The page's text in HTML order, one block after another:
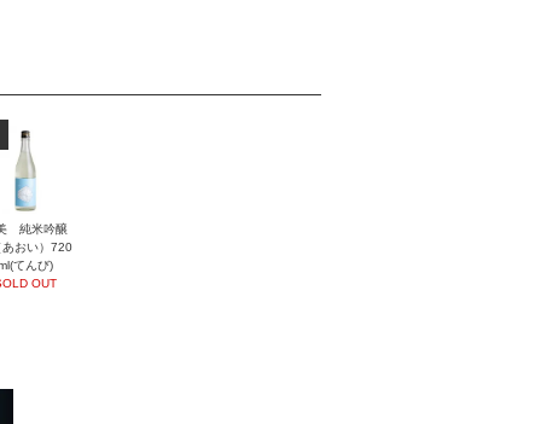
純米吟醸
あおい）720
てんび)
OUT